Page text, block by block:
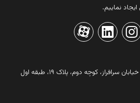
نماییم.
کوچه دوم، پلاک ۱۹، طبقه اول